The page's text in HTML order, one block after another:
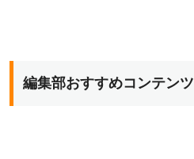
編集部おすすめコンテンツ